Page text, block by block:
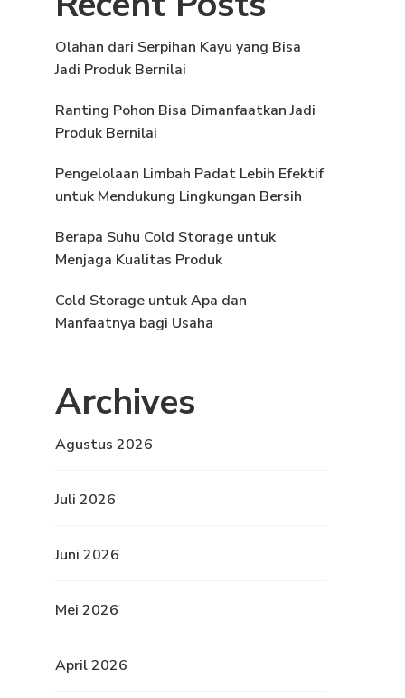
Olahan dari Serpihan Kayu yang Bisa
Jadi Produk Bernilai
Ranting Pohon Bisa Dimanfaatkan Jadi
Produk Bernilai
Pengelolaan Limbah Padat Lebih Efektif
untuk Mendukung Lingkungan Bersih
Berapa Suhu Cold Storage untuk
Menjaga Kualitas Produk
Cold Storage untuk Apa dan
Manfaatnya bagi Usaha
Archives
Agustus 2026
Juli 2026
Juni 2026
Mei 2026
April 2026